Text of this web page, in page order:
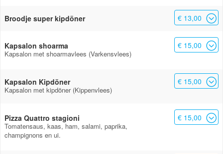
Broodje super kipdöner € 13,00
Kapsalon shoarma
Kapsalon met shoarmavlees (Varkensvlees)
€ 15,00
Kapsalon Kipdöner
Kapsalon met kipdöner (Kippenvlees)
€ 15,00
Pizza Quattro stagioni
Tomatensaus, kaas, ham, salami, paprika,
champignons en ui.
€ 15,00